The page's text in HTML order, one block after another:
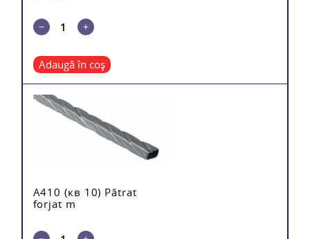
Adaugă în coș
A410 (кв 10) Pătrat
forjat m